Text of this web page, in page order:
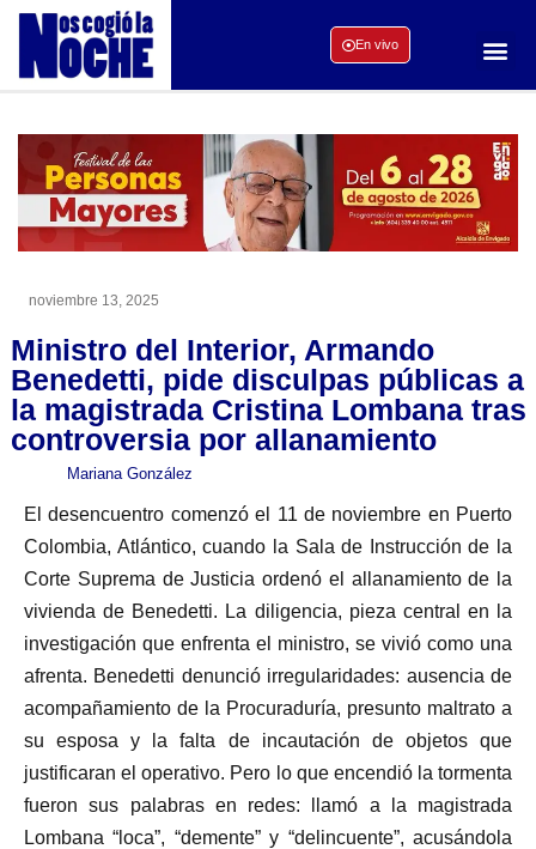
En vivo
noviembre 13, 2025
Ministro del Interior, Armando
Benedetti, pide disculpas públicas a
la magistrada Cristina Lombana tras
controversia por allanamiento
Mariana González
El desencuentro comenzó el 11 de noviembre en Puerto
Colombia, Atlántico, cuando la Sala de Instrucción de la
Corte Suprema de Justicia ordenó el allanamiento de la
vivienda de Benedetti. La diligencia, pieza central en la
investigación que enfrenta el ministro, se vivió como una
afrenta. Benedetti denunció irregularidades: ausencia de
acompañamiento de la Procuraduría, presunto maltrato a
su esposa y la falta de incautación de objetos que
justificaran el operativo. Pero lo que encendió la tormenta
fueron sus palabras en redes: llamó a la magistrada
Lombana “loca”, “demente” y “delincuente”, acusándola